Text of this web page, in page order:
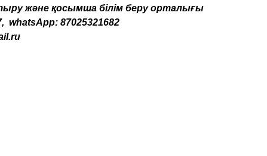
және қосымша білім беру орталығы
whatsApp: 87025321682